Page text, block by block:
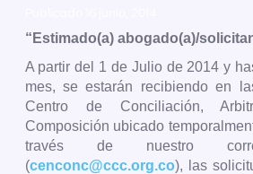
“ Estimado(a) abogado(a)/
A partir del 1 de Julio de 2014 y
mes, se estarán recibiendo en
Centro de Conciliación,
Composición ubicado
través de nuestro
(cenconc@ccc.org.co), las